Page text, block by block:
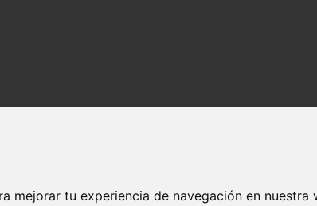
mejorar tu experiencia de navegación en